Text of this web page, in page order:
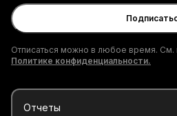
почты
Отписаться можно в любое время. См.
Политике конфиденциальности.
Отчеты